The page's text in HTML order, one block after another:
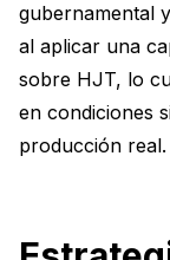
gubernamental
al aplicar una
sobre HJT, lo
en condiciones
producción real.